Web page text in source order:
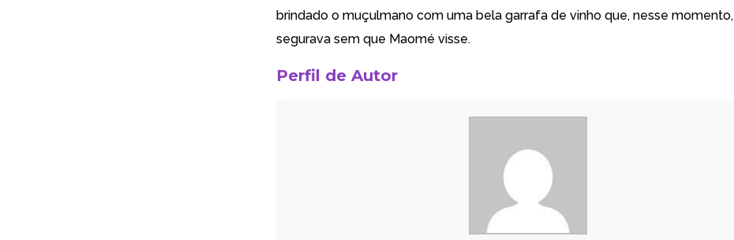
brindado o muçulmano com uma bela garrafa de vinho que, nesse momento,
segurava sem que Maomé visse.
Perfil de Autor